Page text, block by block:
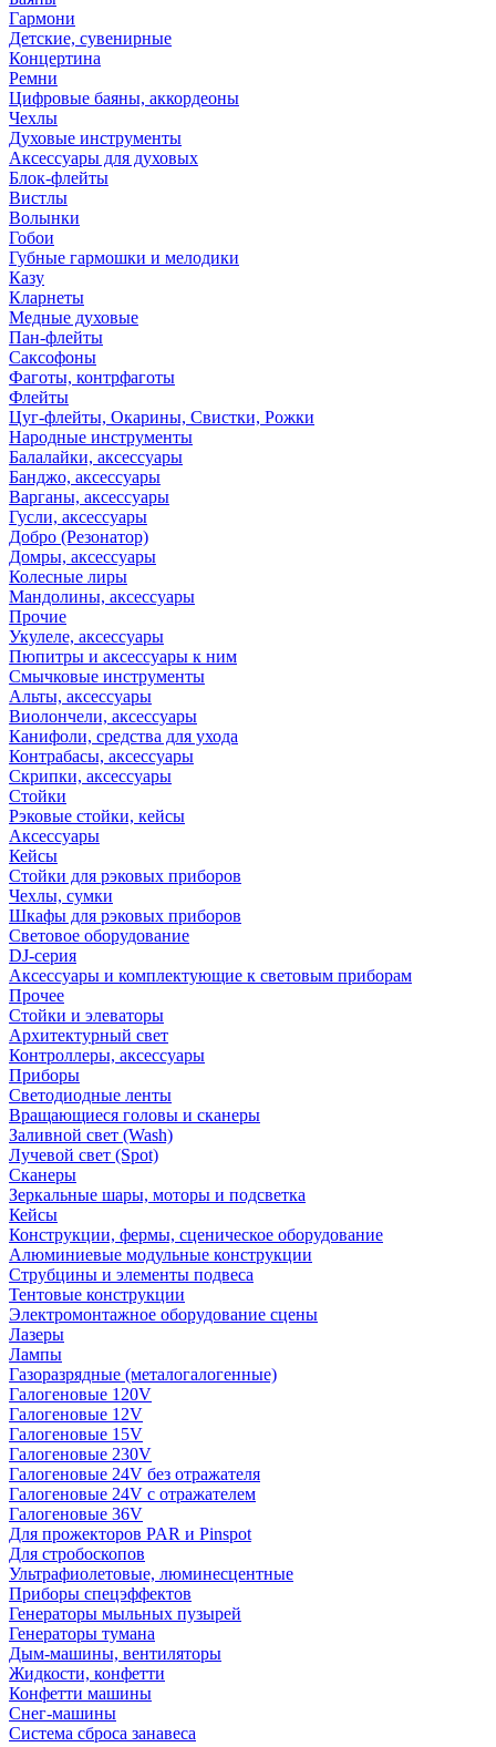
Гармони
Детские, сувенирные
Концертина
Ремни
Цифровые баяны, аккордеоны
Чехлы
Духовые инструменты
Аксессуары для духовых
Блок-флейты
Вистлы
Волынки
Гобои
Губные гармошки и мелодики
Казу
Кларнеты
Медные духовые
Пан-флейты
Саксофоны
Фаготы, контрфаготы
Флейты
Цуг-флейты, Окарины, Свистки, Рожки
Народные инструменты
Балалайки, аксессуары
Банджо, аксессуары
Варганы, аксессуары
Гусли, аксессуары
Добро (Резонатор)
Домры, аксессуары
Колесные лиры
Мандолины, аксессуары
Прочие
Укулеле, аксессуары
Пюпитры и аксессуары к ним
Смычковые инструменты
Альты, аксессуары
Виолончели, аксессуары
Канифоли, средства для ухода
Контрабасы, аксессуары
Скрипки, аксессуары
Стойки
Рэковые стойки, кейсы
Аксессуары
Кейсы
Стойки для рэковых приборов
Чехлы, сумки
Шкафы для рэковых приборов
Световое оборудование
DJ-серия
Аксессуары и комплектующие к световым приборам
Прочее
Стойки и элеваторы
Архитектурный свет
Контроллеры, аксессуары
Приборы
Светодиодные ленты
Вращающиеся головы и сканеры
Заливной свет (Wash)
Лучевой свет (Spot)
Сканеры
Зеркальные шары, моторы и подсветка
Кейсы
Конструкции, фермы, сценическое оборудование
Алюминиевые модульные конструкции
Струбцины и элементы подвеса
Тентовые конструкции
Электромонтажное оборудование сцены
Лазеры
Лампы
Газоразрядные (металогалогенные)
Галогеновые 120V
Галогеновые 12V
Галогеновые 15V
Галогеновые 230V
Галогеновые 24V без отражателя
Галогеновые 24V с отражателем
Галогеновые 36V
Для прожекторов PAR и Pinspot
Для стробоскопов
Ультрафиолетовые, люминесцентные
Приборы спецэффектов
Генераторы мыльных пузырей
Генераторы тумана
Дым-машины, вентиляторы
Жидкости, конфетти
Конфетти машины
Снег-машины
Система сброса занавеса